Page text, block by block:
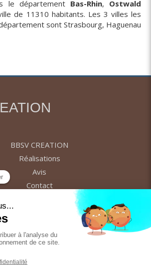
le département Bas-Rhin, Ostwald
de 11310 habitants. Les 3 villes les
sont Strasbourg, Haguenau
BBSV CREATION
Réalisations
Avis
Contact
Demander un devis